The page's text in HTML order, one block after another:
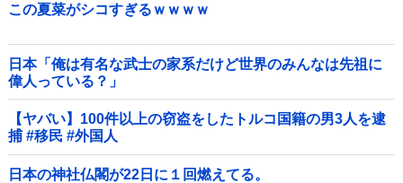
この夏菜がシコすぎるｗｗｗｗ
日本「俺は有名な武士の家系だけど世界のみんなは先祖に
偉人っている？」
【ヤバい】100件以上の窃盗をしたトルコ国籍の男3人を逮
捕 #移民 #外国人
日本の神社仏閣が22日に１回燃えてる。